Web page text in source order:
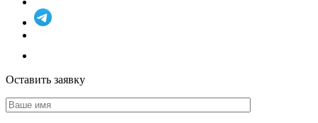
Оставить заявку